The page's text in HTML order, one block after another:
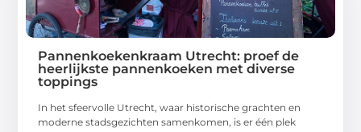
Pannenkoekenkraam Utrecht: proef de
heerlijkste pannenkoeken met diverse
toppings
In het sfeervolle Utrecht, waar historische grachten en
moderne stadsgezichten samenkomen, is er één plek